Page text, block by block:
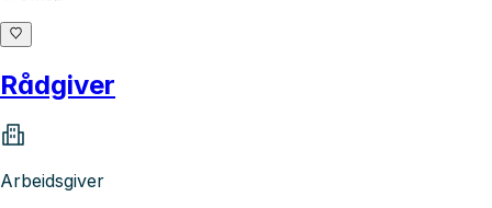
Rådgiver
Arbeidsgiver